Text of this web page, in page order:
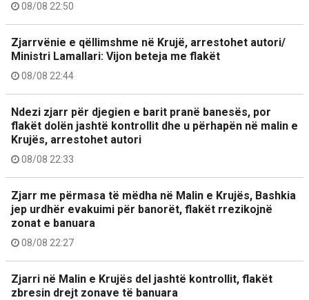
08/08 22:50
Zjarrvënie e qëllimshme në Krujë, arrestohet autori/
Ministri Lamallari: Vijon beteja me flakët
08/08 22:44
Ndezi zjarr për djegien e barit pranë banesës, por
flakët dolën jashtë kontrollit dhe u përhapën në malin e
Krujës, arrestohet autori
08/08 22:33
Zjarr me përmasa të mëdha në Malin e Krujës, Bashkia
jep urdhër evakuimi për banorët, flakët rrezikojnë
zonat e banuara
08/08 22:27
Zjarri në Malin e Krujës del jashtë kontrollit, flakët
zbresin drejt zonave të banuara